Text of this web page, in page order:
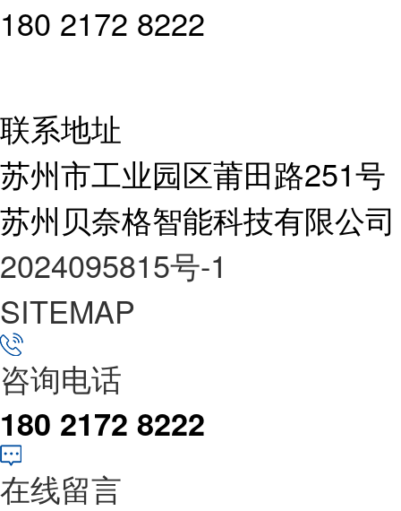
180 2172 8222
联系地址
苏州市工业园区莆田路251号
苏州贝奈格智能科技有限公
2024095815号-1
SITEMAP
咨询电话
180 2172 8222
在线留言